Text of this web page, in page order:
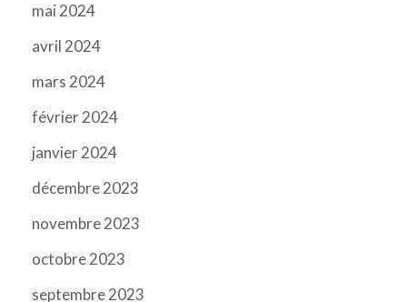
mai 2024
avril 2024
mars 2024
février 2024
janvier 2024
décembre 2023
novembre 2023
octobre 2023
septembre 2023